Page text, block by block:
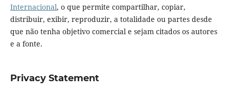
Internacional, o que permite compartilhar, copiar,
distribuir, exibir, reproduzir, a totalidade ou partes desde
que não tenha objetivo comercial e sejam citados os autores
e a fonte.
Privacy Statement